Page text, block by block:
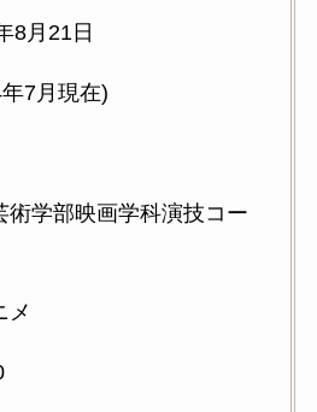
8月21日
7月現在)
術学部映画学科演技コー
メ